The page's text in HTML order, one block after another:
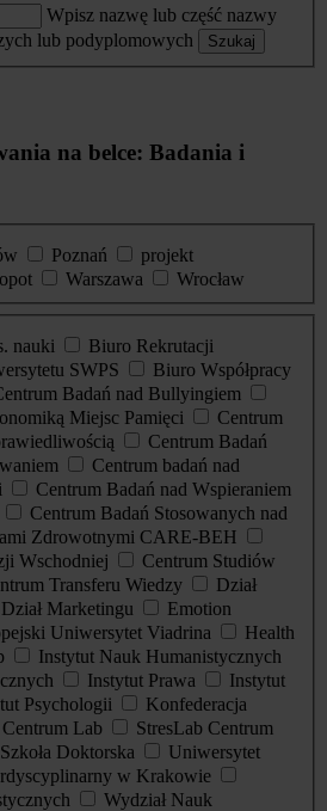
Wpisz nazwę lub część nazwy
lub podyplomowych
Szukaj
na belce: Badania i
Poznań
projekt
Warszawa
Wrocław
nauki
Biuro Rekrutacji
SWPS
Biuro Współpracy
Badań nad Bullyingiem
Miejsc Pamięci
Centrum
Centrum Badań
Centrum badań nad
Centrum Badań nad Wspieraniem
Centrum Badań Stosowanych nad
Zdrowotnymi CARE-BEH
Wschodniej
Centrum Studiów
Transferu Wiedzy
Dział
Dział Marketingu
Emotion
Uniwersytet Viadrina
Health
Instytut Nauk Humanistycznych
Instytut Prawa
Instytut
Psychologii
Konfederacja
Lab
StresLab Centrum
Szkoła Doktorska
Uniwersytet
w Krakowie
Wydział Nauk